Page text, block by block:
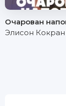
Очарован
Элисон Кокран